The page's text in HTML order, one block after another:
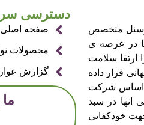
گیری از پرسنل متخصص
در عرصه ی
ارتقا سلامت
قرار داده
اساس شرکت
انها در سبد
خودکفایی
دسترسی
صفحه اصلی
محصولات
گزارش